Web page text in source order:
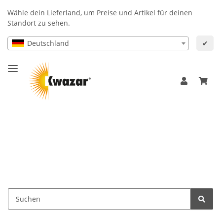
Wähle dein Lieferland, um Preise und Artikel für deinen
Standort zu sehen.
Deutschland ✔